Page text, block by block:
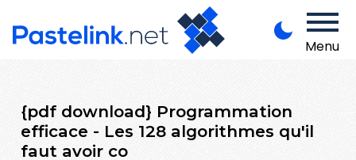
Menu
{pdf download} Programmation
efficace - Les 128 algorithmes qu'il
faut avoir co